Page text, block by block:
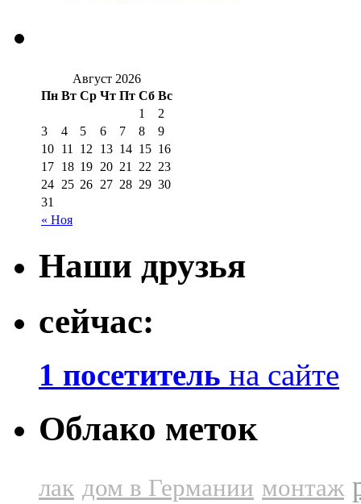
Август 2026
Пн Вт Ср Чт Пт Сб Вс
« Ноя
1
2
3
4 5 6 7 8
9
10 11 12 13 14 15 16
17 18 19 20 21 22 23
24 25 26 27 28 29 30
31
Наши друзья
сейчас:
1 посетитель на сайте
Облако меток
лак дом в Германии монтаж